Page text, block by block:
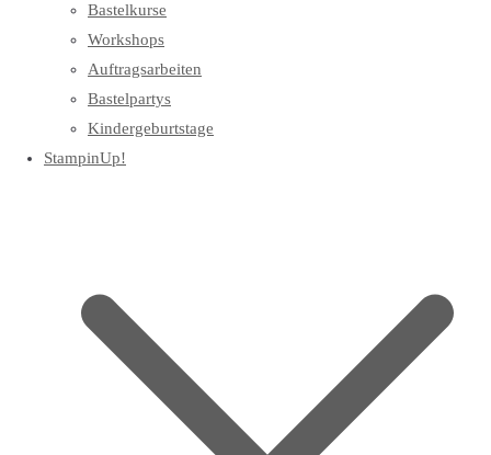
Bastelkurse
Workshops
Auftragsarbeiten
Bastelpartys
Kindergeburtstage
StampinUp!